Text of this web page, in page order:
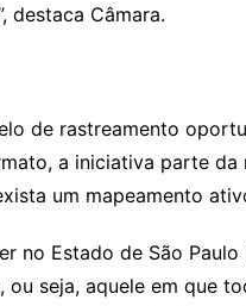
destaca Câmara.
de rastreamento
a iniciativa parte
um mapeamento
no Estado de São Paulo
seja, aquele em que